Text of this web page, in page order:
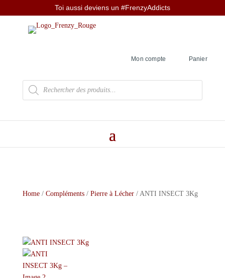
Toi aussi deviens un #FrenzyAddicts
Mon compte Panier
Recherche
produits
Home/ Compléments/ Pierre à Lécher/ ANTI INSECT 3Kg